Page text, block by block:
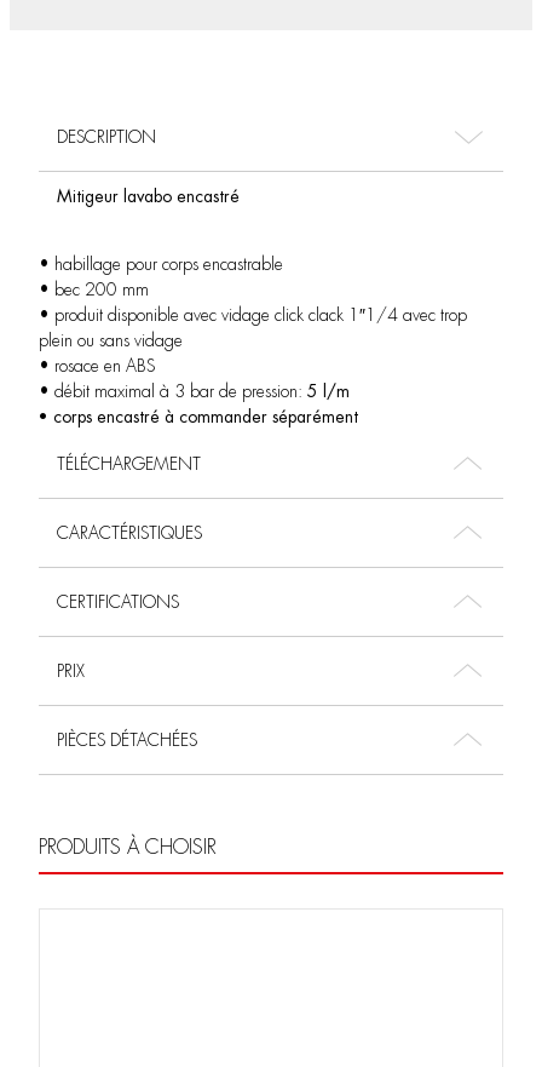
DESCRIPTION
Mitigeur lavabo encastré
• habillage pour corps encastrable
• bec 200 mm
• produit disponible avec vidage click clack 1″1/4 avec trop
plein ou sans vidage
• rosace en ABS
• débit maximal à 3 bar de pression: 5 l/m
• corps encastré à commander séparément
TÉLÉCHARGEMENT
CARACTÉRISTIQUES
CERTIFICATIONS
PRIX
PIÈCES DÉTACHÉES
PRODUITS À CHOISIR